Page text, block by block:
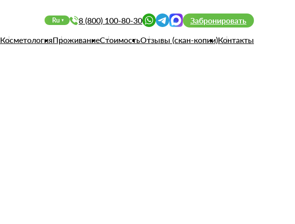
Ru 8 (800) 100-80-30 Забронировать
КосметологияПроживаниеСтоимостьОтзывы (скан-копии)Контакты